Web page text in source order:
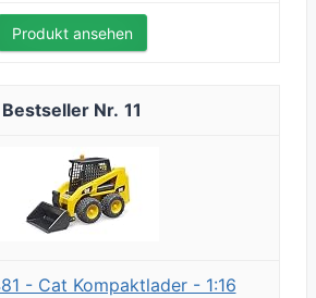
Produkt ansehen
11
- Cat Kompaktlader - 1:16